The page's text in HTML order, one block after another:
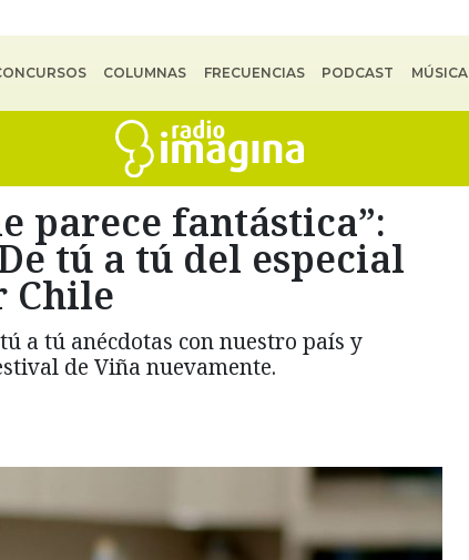
COLUMNAS FRECUENCIAS PODCAST MÚSICA
parece fantástica”:
tú a tú del especial
Chile
a tú anécdotas con nuestro país y
de Viña nuevamente.